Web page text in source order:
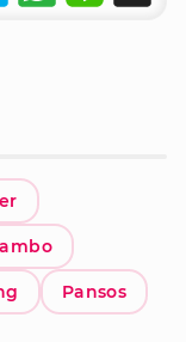
Pansos